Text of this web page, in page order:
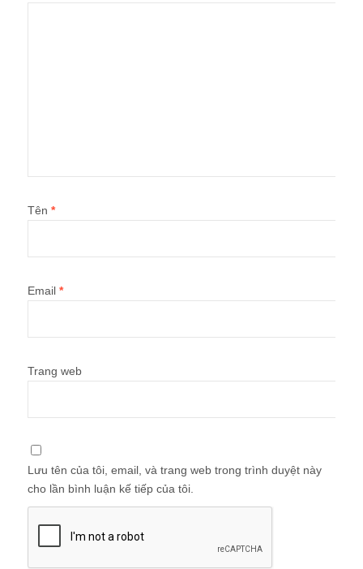
Tên *
Email *
Trang web
Lưu tên của tôi, email, và trang web trong trình duyệt này
cho lần bình luận kế tiếp của tôi.